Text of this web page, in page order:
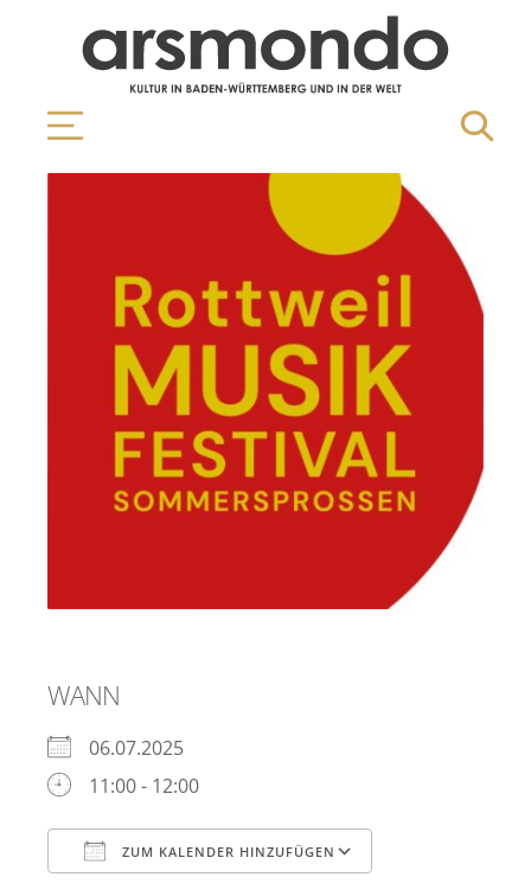
WANN
06.07.2025
11:00 - 12:00
ZUM KALENDER HINZUFÜGEN